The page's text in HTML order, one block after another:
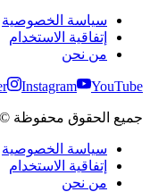
سياسة الخصوصية
إتفاقية الاستخدام
من نحن
Instagram YouTube
جميع الحقوق محفوظة ©
سياسة الخصوصية
إتفاقية الاستخدام
من نحن